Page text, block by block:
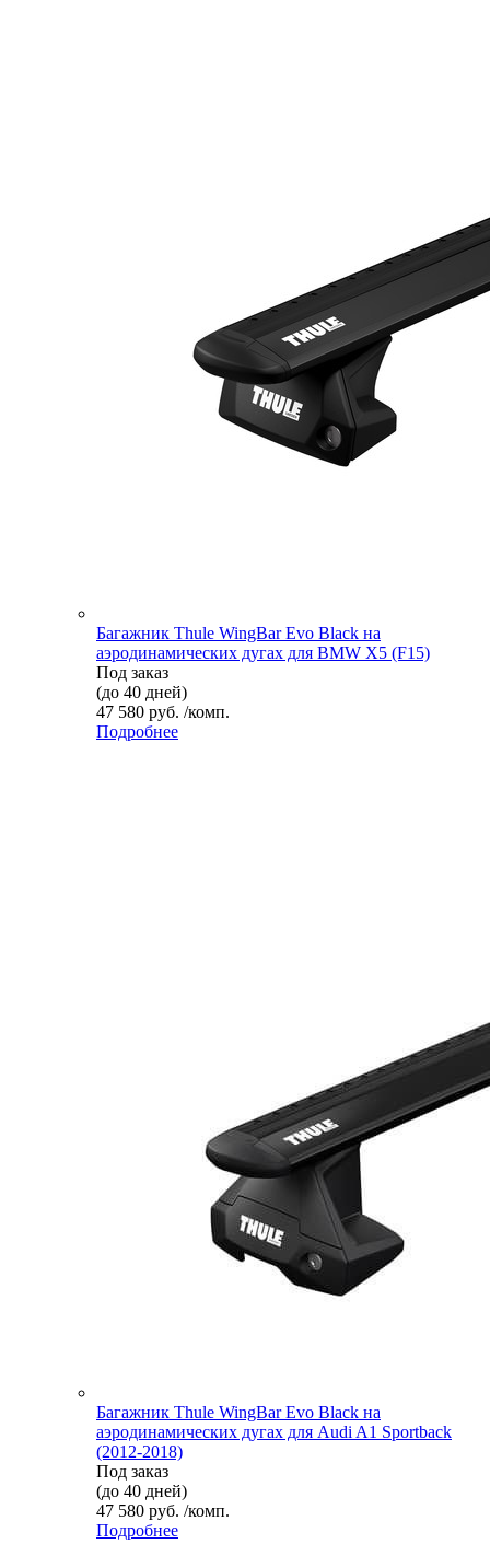
Багажник Thule WingBar Evo Black на
аэродинамических дугах для BMW X5 (F15)
Под заказ
(до 40 дней)
47 580 руб. /комп.
Подробнее
Багажник Thule WingBar Evo Black на
аэродинамических дугах для Audi A1 Sportback
(2012-2018)
Под заказ
(до 40 дней)
47 580 руб. /комп.
Подробнее